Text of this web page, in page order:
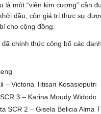
một “viên kim cương” cần
đầu, còn giá trị thực sự
cho cộng đồng.
chính thức công bố các
– Victoria Titisari Kosasieputri
3 – Karina Moudy Widodo
SCR 2 – Gisela Belicia Alma